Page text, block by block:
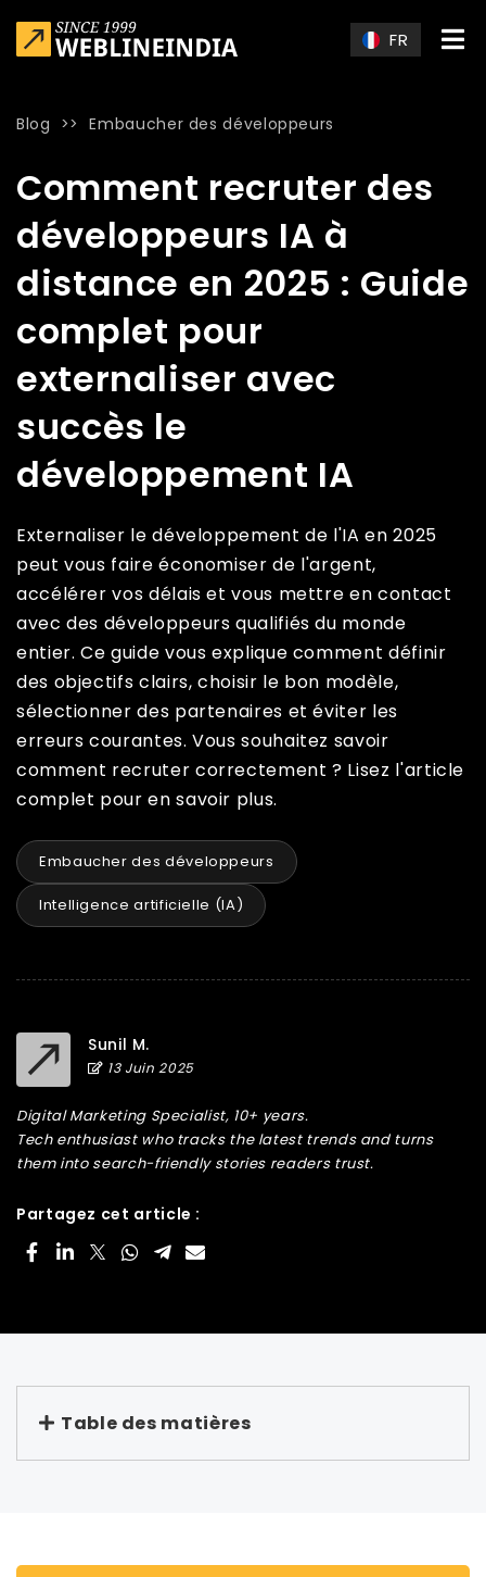
FR
Blog >>Embaucher des développeurs
Comment recruter des
développeurs IA à
distance en 2025 : Guide
complet pour
externaliser avec
succès le
développement IA
Externaliser le développement de l'IA en 2025
peut vous faire économiser de l'argent,
accélérer vos délais et vous mettre en contact
avec des développeurs qualifiés du monde
entier. Ce guide vous explique comment définir
des objectifs clairs, choisir le bon modèle,
sélectionner des partenaires et éviter les
erreurs courantes. Vous souhaitez savoir
comment recruter correctement ? Lisez l'article
complet pour en savoir plus.
Embaucher des développeurs
Intelligence artificielle (IA)
Sunil M.
13 Juin 2025
Digital Marketing Specialist, 10+ years.
Tech enthusiast who tracks the latest trends and turns
them into search-friendly stories readers trust.
Partagez cet article :
Table des matières